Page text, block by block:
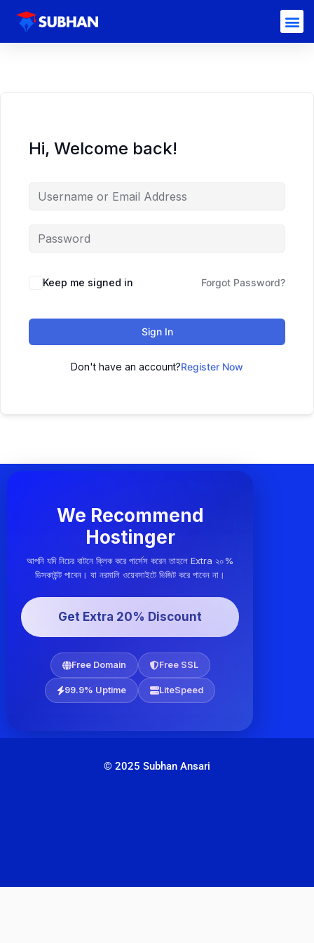
Hi, Welcome back!
Keep me signed in Forgot Password?
Sign In
Don't have an account?Register Now
We Recommend
Hostinger
আপনি যদি নিচের বাটনে ক্লিক করে পার্সেস করেন তাহলে Extra ২০%
ডিসকাউন্ট পাবেন। যা নরমালি ওয়েবসাইটে ভিজিট করে পাবেন না।
Get Extra 20% Discount
Free Domain Free SSL
99.9% Uptime LiteSpeed
© 2025 Subhan Ansari